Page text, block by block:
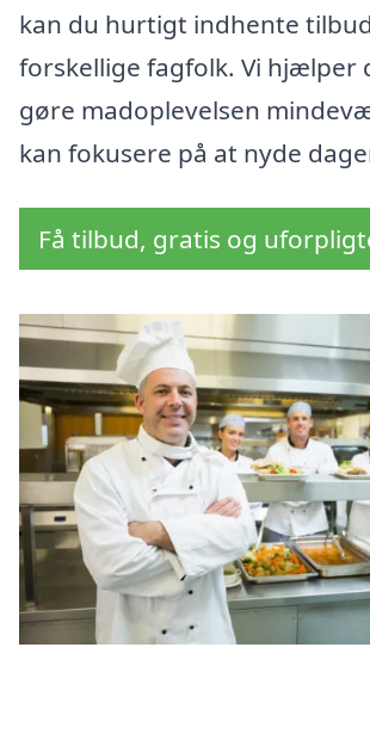
kan du hurtigt indhente
forskellige fagfolk. Vi hjælper
gøre madoplevelsen
kan fokusere på at nyde
Få tilbud, gratis og